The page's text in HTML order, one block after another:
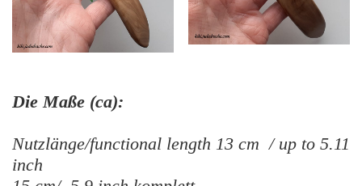
Die Maße (ca):
Nutzlänge/functional length 13 cm / up to 5.11
inch